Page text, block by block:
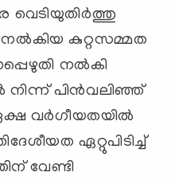
വെടിയുതിര്‍ത്തു
കുറ്റസമ്മത
നല്‍കി
നിന്ന് പിന്‍വലിഞ്ഞ്
വര്‍ഗീയതയില്‍
ഏറ്റുപിടിച്ച്
വേണ്ടി